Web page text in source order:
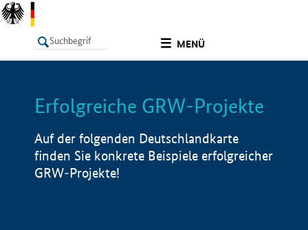
MENÜ
LISTE Info
Erfolgreiche GRW-Projekte
Auf der folgenden Deutschlandkarte
finden Sie konkrete Beispiele erfolgreicher
GRW-Projekte!